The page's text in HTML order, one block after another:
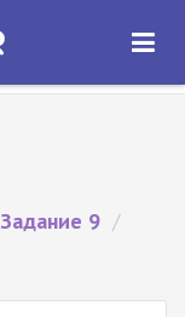
ОТКРЫТЬ
Задание 9 /